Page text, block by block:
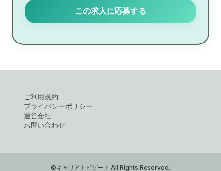
この求人に応募する
ご利用規約
プライバシーポリシー
運営会社
お問い合わせ
©キャリアナビゲート All Rights Reserved.